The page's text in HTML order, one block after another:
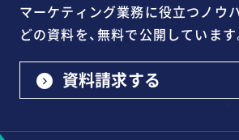
マーケティング業務に役立つノウ
どの資料を、無料で公開しています
資料請求する